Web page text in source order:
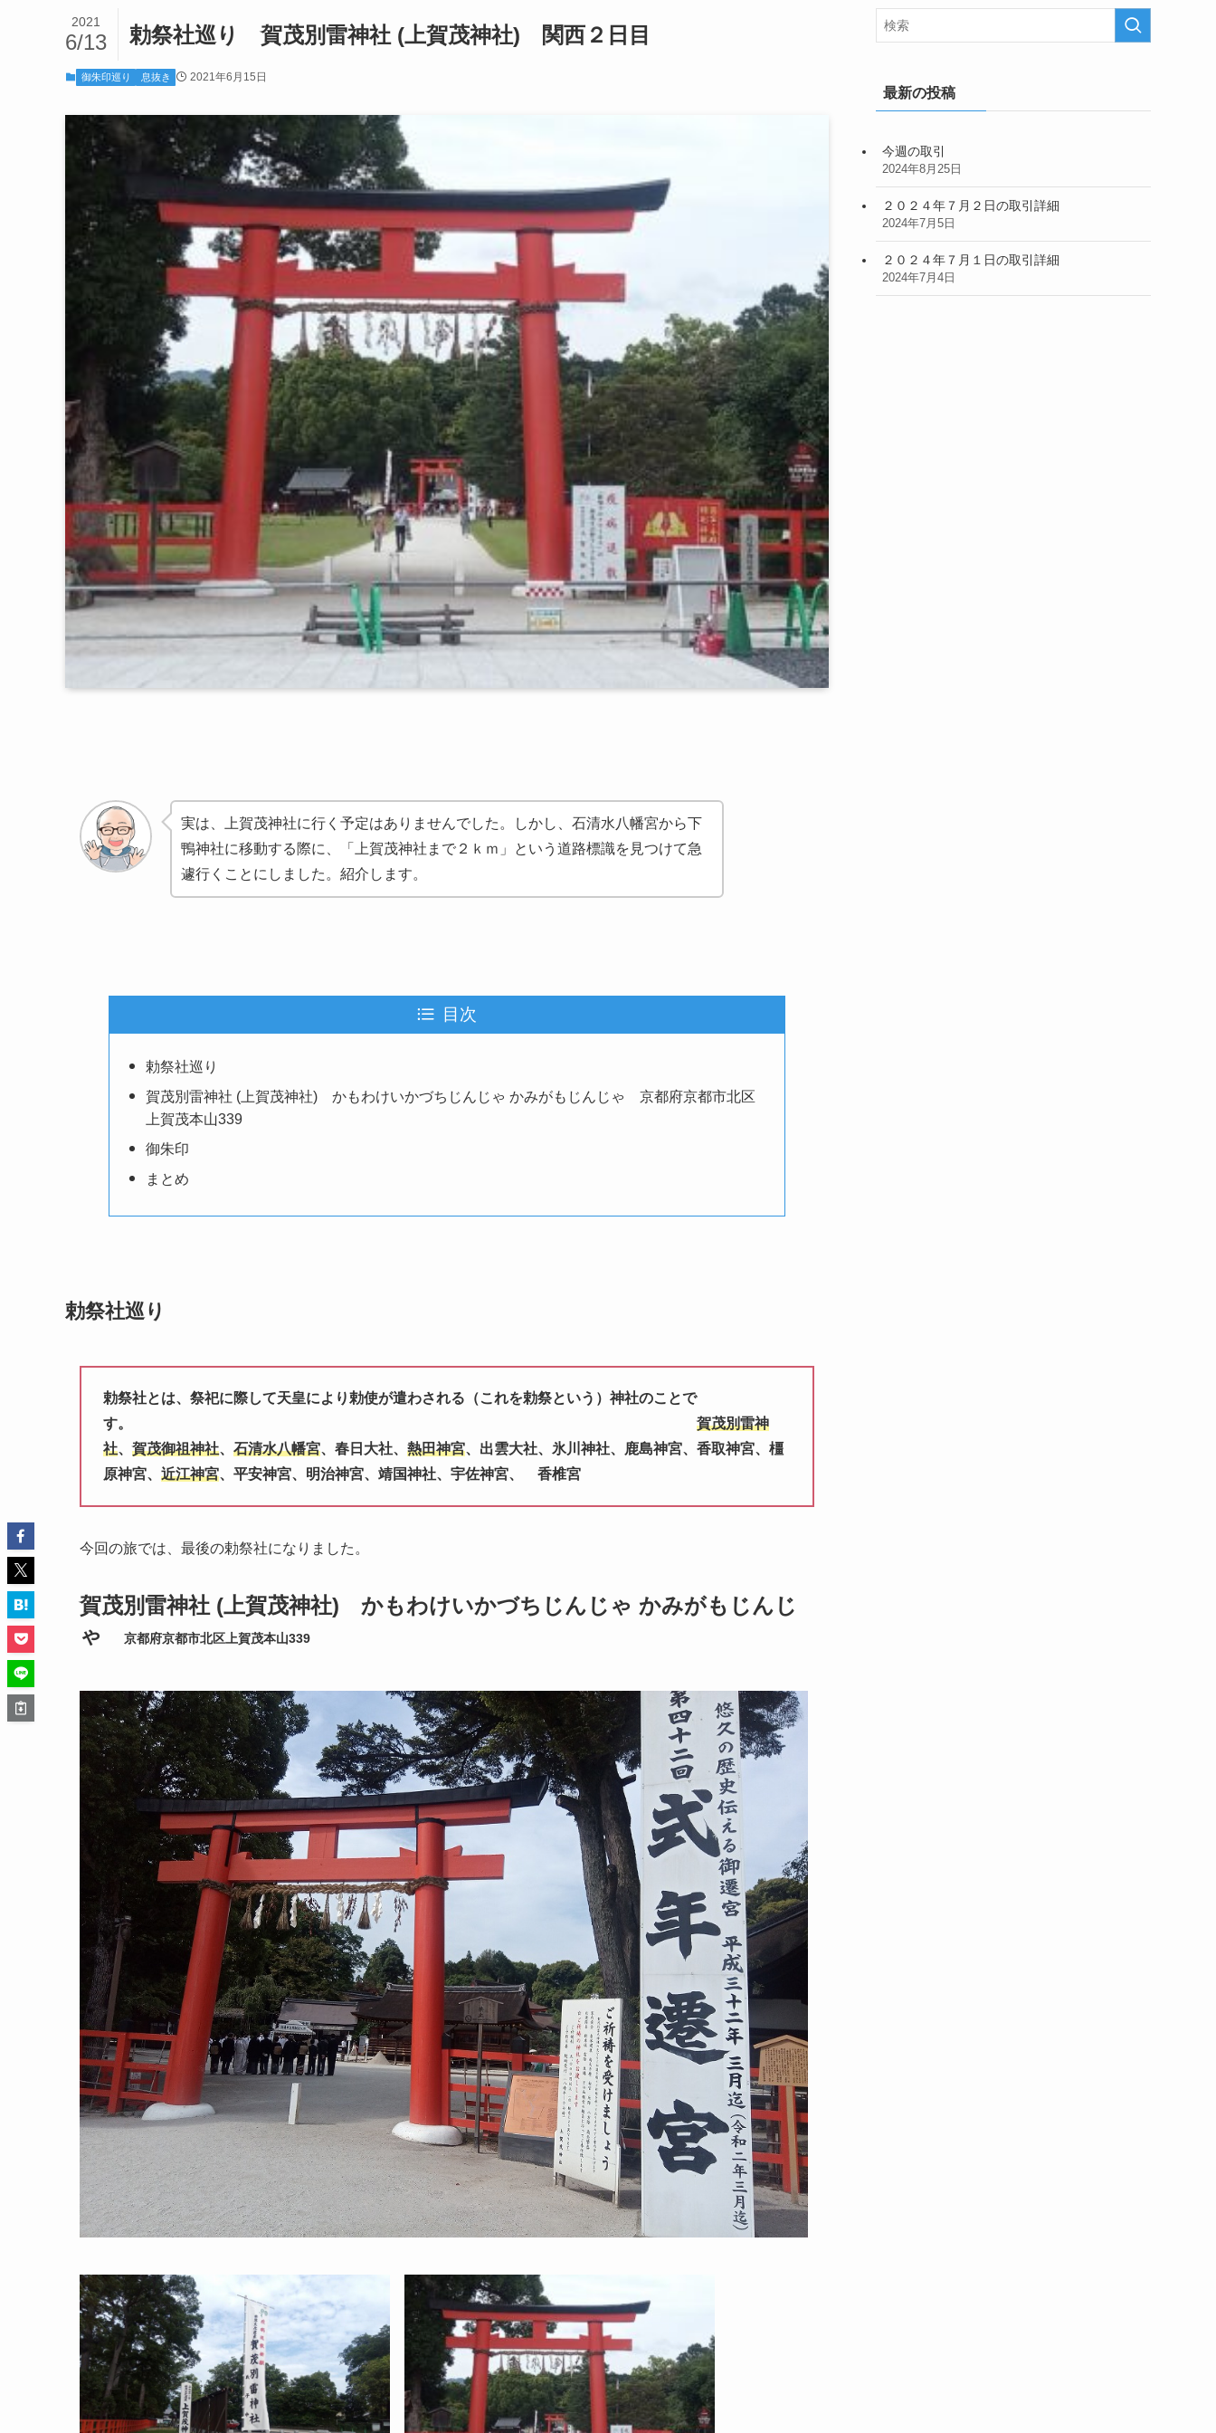
勅祭社巡り 賀茂別雷神社 (上賀茂神社) 関西２日目
2021
6/13
御朱印巡り 息抜き 2021年6月15日
実は、上賀茂神社に行く予定はありませんでした。しかし、石清水八幡宮から下
鴨神社に移動する際に、「上賀茂神社まで２ｋｍ」という道路標識を見つけて急
遽行くことにしました。紹介します。
目次
勅祭社巡り
賀茂別雷神社 (上賀茂神社) かもわけいかづちじんじゃ かみがもじんじゃ 京都府京都市北区
上賀茂本山339
御朱印
まとめ
勅祭社巡り
勅祭社とは、祭祀に際して天皇により勅使が遣わされる（これを勅祭という）神社のことで
す。賀茂別雷神
社、賀茂御祖神社、 石清水八幡宮、春日大社、 熱田神宮、出雲大社、氷川神社、
鹿島神宮、香取神宮、橿
原神宮、 近江神宮、平安神宮、明治神宮、靖国神社、宇佐神宮、 香椎宮
今回の旅では、最後の勅祭社になりました。
賀茂別雷神社 (上賀茂神社) かもわけいかづちじんじゃ かみがもじんじ
ゃ
京都府京都市北区上賀茂本山339
最新の投稿
今週の取引
2024年8月25日
２０２４年７月２日の取引詳細
2024年7月5日
２０２４年７月１日の取引詳細
2024年7月4日